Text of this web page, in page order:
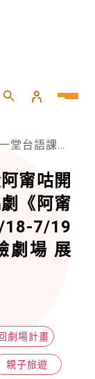
一家》爆笑登場 7/18-7/19 邀親子進台北兩廳院實驗劇場 展開腦洞大冒險
甯咕開
《阿甯
7/19
劇場 展
劇場計畫
親子旅遊